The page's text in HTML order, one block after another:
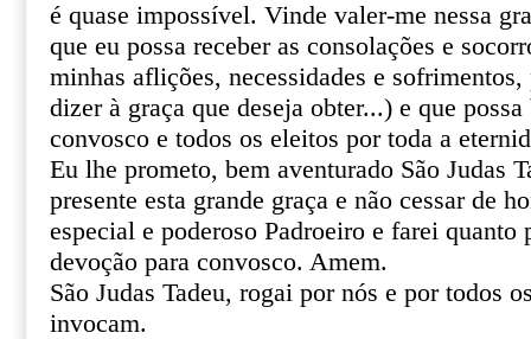
é quase impossível. Vinde valer-me nessa
que eu possa receber as consolações e
minhas aflições, necessidades e
dizer à graça que deseja obter...) e que
convosco e todos os eleitos por toda a
Eu lhe prometo, bem aventurado São Judas
presente esta grande graça e não cessar de
especial e poderoso Padroeiro e farei quanto
devoção para convosco. Amem.
São Judas Tadeu, rogai por nós e por todos
invocam.